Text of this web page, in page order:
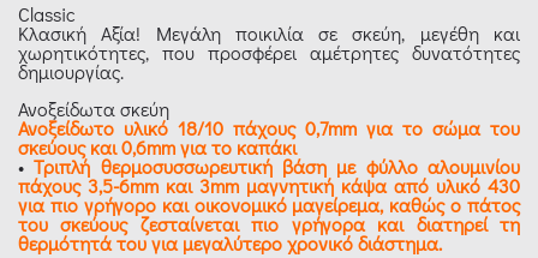
Classic
Κλασική Αξία! Μεγάλη ποικιλία σε σκεύη, μεγέθη και
χωρητικότητες, που προσφέρει αμέτρητες δυνατότητες
δημιουργίας.
Ανοξείδωτα σκεύη
Ανοξείδωτο υλικό 18/10 πάχους 0,7mm για το σώμα του
σκεύους και 0,6mm για το καπάκι
• Τριπλή θερμοσυσσωρευτική βάση με φύλλο αλουμινίου
πάχους 3,5-6mm και 3mm μαγνητική κάψα από υλικό 430
για πιο γρήγορο και οικονομικό μαγείρεμα, καθώς ο πάτος
του σκεύους ζεσταίνεται πιο γρήγορα και διατηρεί τη
θερμότητά του για μεγαλύτερο χρονικό διάστημα.